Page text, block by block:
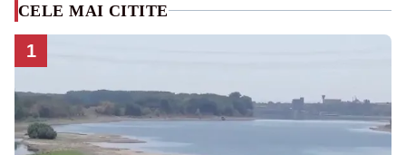
CELE MAI CITITE
1